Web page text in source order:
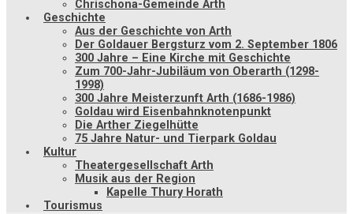
Chrischona-Gemeinde Arth
Geschichte
Aus der Geschichte von Arth
Der Goldauer Bergsturz vom 2. September 1806
300 Jahre – Eine Kirche mit Geschichte
Zum 700-Jahr-Jubiläum von Oberarth (1298-
1998)
300 Jahre Meisterzunft Arth (1686-1986)
Goldau wird Eisenbahnknotenpunkt
Die Arther Ziegelhütte
75 Jahre Natur- und Tierpark Goldau
Kultur
Theatergesellschaft Arth
Musik aus der Region
Kapelle Thury Horath
Tourismus